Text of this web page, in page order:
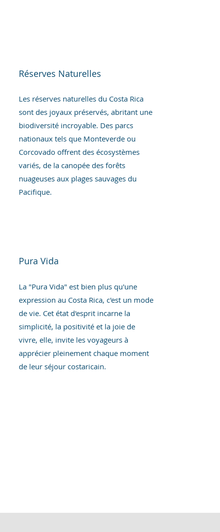
Réserves Naturelles
Les réserves naturelles du Costa Rica
sont des joyaux préservés, abritant une
biodiversité incroyable. Des parcs
nationaux tels que Monteverde ou
Corcovado offrent des écosystèmes
variés, de la canopée des forêts
nuageuses aux plages sauvages du
Pacifique.
Pura Vida
La "Pura Vida" est bien plus qu'une
expression au Costa Rica, c'est un mode
de vie. Cet état d'esprit incarne la
simplicité, la positivité et la joie de
vivre, elle, invite les voyageurs à
apprécier pleinement chaque moment
de leur séjour costaricain.